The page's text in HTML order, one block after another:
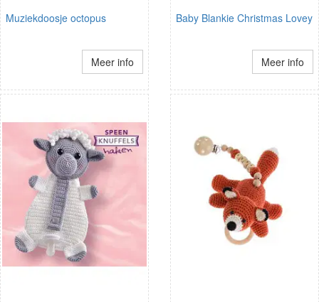
Muziekdoosje octopus
Meer info
Baby Blankie Christmas Lovey
Meer info